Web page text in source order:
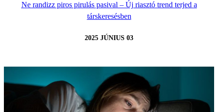
Ne randizz piros pirulás pasival – Új riasztó trend terjed a
társkeresésben
2025 JÚNIUS 03